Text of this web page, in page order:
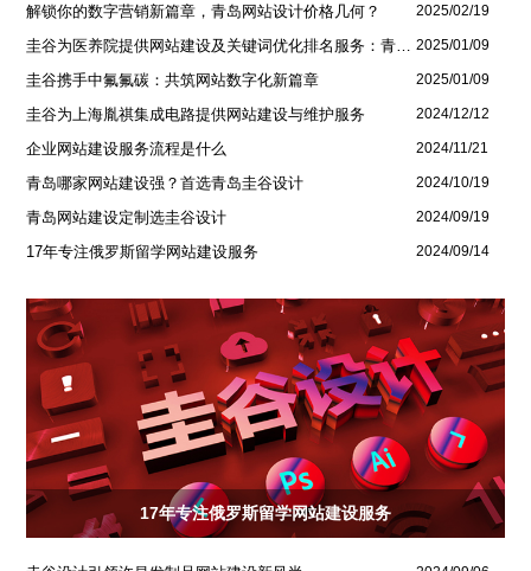
解锁你的数字营销新篇章，青岛网站设计价格几何？ 2025/02/19
2025/01/09
圭谷携手中氟氟碳：共筑网站数字化新篇章 2025/01/09
圭谷为上海胤祺集成电路提供网站建设与维护服务 2024/12/12
企业网站建设服务流程是什么 2024/11/21
青岛哪家网站建设强？首选青岛圭谷设计 2024/10/19
青岛网站建设定制选圭谷设计 2024/09/19
17年专注俄罗斯留学网站建设服务 2024/09/14
17年专注俄罗斯留学网站建设服务